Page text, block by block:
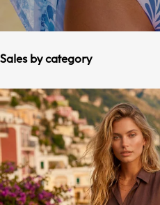
Sales by category